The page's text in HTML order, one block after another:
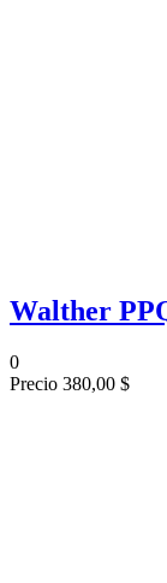
Walther
0
Precio 380,00 $